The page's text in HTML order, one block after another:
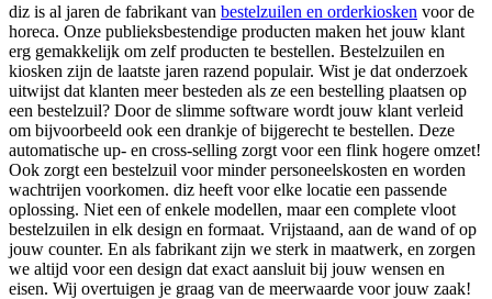
diz is al jaren de fabrikant van bestelzuilen en orderkiosken voor de
horeca. Onze publieksbestendige producten maken het jouw klant
erg gemakkelijk om zelf producten te bestellen. Bestelzuilen en
kiosken zijn de laatste jaren razend populair. Wist je dat onderzoek
uitwijst dat klanten meer besteden als ze een bestelling plaatsen op
een bestelzuil? Door de slimme software wordt jouw klant verleid
om bijvoorbeeld ook een drankje of bijgerecht te bestellen. Deze
automatische up- en cross-selling zorgt voor een flink hogere omzet!
Ook zorgt een bestelzuil voor minder personeelskosten en worden
wachtrijen voorkomen. diz heeft voor elke locatie een passende
oplossing. Niet een of enkele modellen, maar een complete vloot
bestelzuilen in elk design en formaat. Vrijstaand, aan de wand of op
jouw counter. En als fabrikant zijn we sterk in maatwerk, en zorgen
we altijd voor een design dat exact aansluit bij jouw wensen en
eisen. Wij overtuigen je graag van de meerwaarde voor jouw zaak!